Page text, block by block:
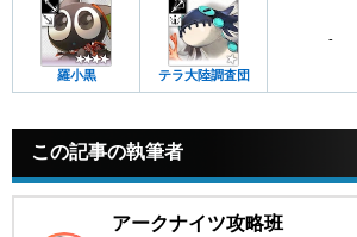
羅小黒 テラ大陸調査団
-
この記事の執筆者
アークナイツ攻略班